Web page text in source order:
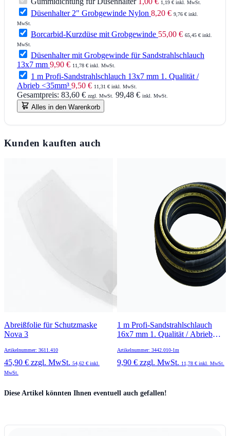
1,19 € inkl. MwSt.
Düsenhalter 2" Grobgewinde Nylon 8,20 € 9,76 € inkl.
MwSt.
Borcarbid-Kurzdüse mit Grobgewinde 55,00 € 65,45 € inkl.
MwSt.
Düsenhalter mit Grobgewinde für Sandstrahlschlauch
13x7 mm 9,90 € 11,78 € inkl. MwSt.
1 m Profi-Sandstrahlschlauch 13x7 mm 1. Qualität /
Abrieb <35mm³ 9,50 € 11,31 € inkl. MwSt.
Gesamtpreis: 83,60 € zzgl. MwSt. 99,48 € inkl. MwSt.
Alles in den Warenkorb
Kunden kauften auch
Abreißfolie für Schutzmaske
Nova 3
Artikelnummer: 3611.410
45,90 € zzgl. MwSt. 54,62 € inkl.
MwSt.
1 m Profi-Sandstrahlschlauch
16x7 mm 1. Qualität / Abrieb
Artikelnummer: 3442.010-1m
9,90 € zzgl. MwSt. 11,78 € inkl. MwSt.
Press to skip carousel
Diese Artikel könnten Ihnen eventuell auch gefallen!